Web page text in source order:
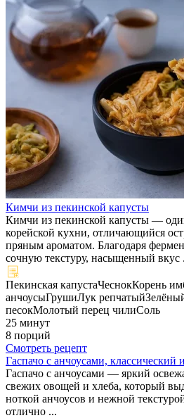
Кимчи из пекинской капусты
Кимчи из пекинской капусты —
корейской кухни, отличающийся
пряным ароматом. Благодаря
сочную текстуру, насыщенный вкус
Пекинская капустаЧеснокКорень
анчоусыГрушиЛук репчатый
песокМолотый перец чилиСоль
25 минут
8 порций
Смотреть рецепт
Гаспачо с анчоусами,
Гаспачо с анчоусами — яркий
свежих овощей и хлеба, который
ноткой анчоусов и нежной
отлично ...